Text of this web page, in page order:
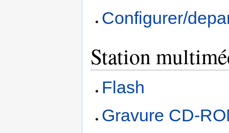
Configurer/
Station
Flash
Gravure CD-